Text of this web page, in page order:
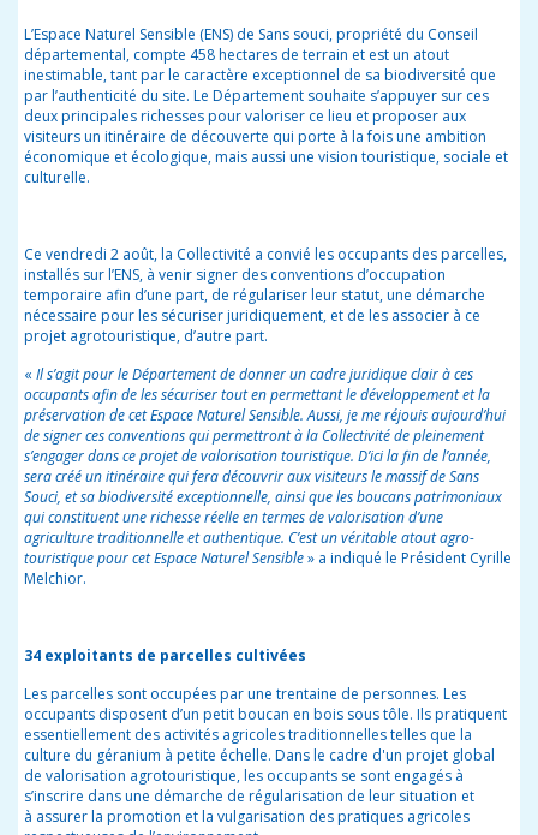
L’Espace Naturel Sensible (ENS) de Sans souci, propriété du Conseil
départemental, compte 458 hectares de terrain et est un atout
inestimable, tant par le caractère exceptionnel de sa biodiversité que
par l’authenticité du site. Le Département souhaite s’appuyer sur ces
deux principales richesses pour valoriser ce lieu et proposer aux
visiteurs un itinéraire de découverte qui porte à la fois une ambition
économique et écologique, mais aussi une vision touristique, sociale et
culturelle.
Ce vendredi 2 août, la Collectivité a convié les occupants des parcelles,
installés sur l’ENS, à venir signer des conventions d’occupation
temporaire afin d’une part, de régulariser leur statut, une démarche
nécessaire pour les sécuriser juridiquement, et de les associer à ce
projet agrotouristique, d’autre part.
« Il s’agit pour le Département de donner un cadre juridique clair à ces
occupants afin de les sécuriser tout en permettant le développement et la
préservation de cet Espace Naturel Sensible. Aussi, je me réjouis aujourd’hui
de signer ces conventions qui permettront à la Collectivité de pleinement
s’engager dans ce projet de valorisation touristique. D’ici la fin de l’année,
sera créé un itinéraire qui fera découvrir aux visiteurs le massif de Sans
Souci, et sa biodiversité exceptionnelle, ainsi que les boucans patrimoniaux
qui constituent une richesse réelle en termes de valorisation d’une
agriculture traditionnelle et authentique. C’est un véritable atout agro-
touristique pour cet Espace Naturel Sensible» a indiqué le Président Cyrille
Melchior.
34 exploitants de parcelles cultivées
Les parcelles sont occupées par une trentaine de personnes. Les
occupants disposent d’un petit boucan en bois sous tôle. Ils pratiquent
essentiellement des activités agricoles traditionnelles telles que la
culture du géranium à petite échelle. Dans le cadre d'un projet global
de valorisation agrotouristique,les occupants se sont engagés à
s’inscrire dans une démarche de régularisation de leur situation et
à assurer la promotion et la vulgarisation des pratiques agricoles